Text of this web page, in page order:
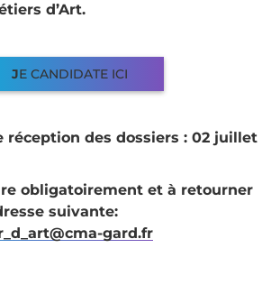
d’Art.
JE CANDIDATE ICI
réception des dossiers : 02 juillet
obligatoirement et à retourner
suivante:
gard.fr